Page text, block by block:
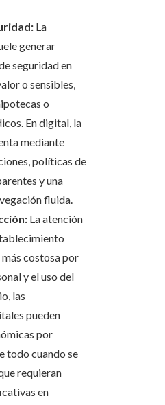
La
generar
seguridad en
o sensibles,
o
En digital, la
mediante
políticas de
y una
fluida.
La atención
costosa por
y el uso del
las
pueden
por
todo cuando se
requieran
en